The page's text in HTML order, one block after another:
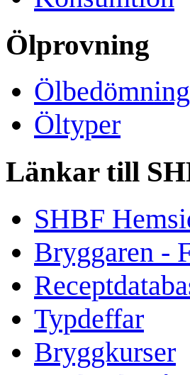
Ölprovning
Ölbedömning
Öltyper
Länkar till
SHBF
Bryggaren -
Typdeffar
Bryggkurser